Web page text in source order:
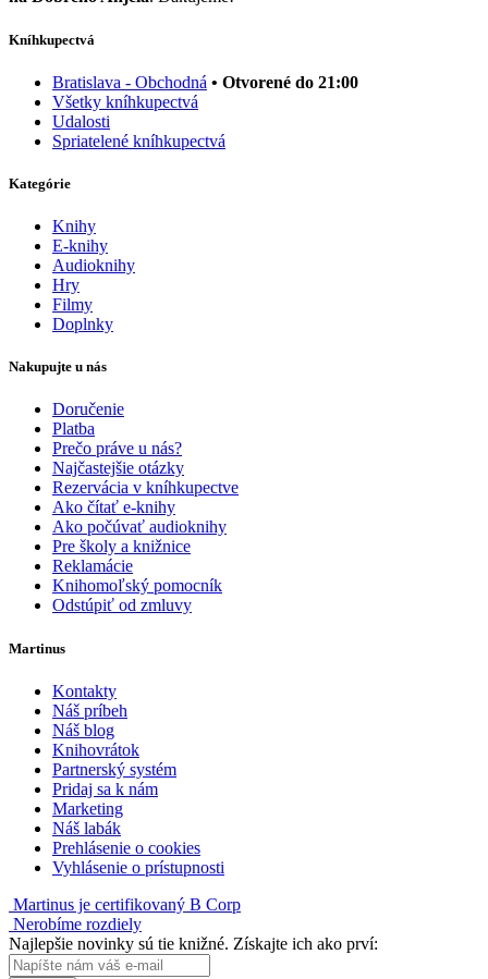
Kníhkupectvá
Bratislava - Obchodná • Otvorené do 21:00
Všetky kníhkupectvá
Udalosti
Spriatelené kníhkupectvá
Kategórie
Knihy
E-knihy
Audioknihy
Hry
Filmy
Doplnky
Nakupujte u nás
Doručenie
Platba
Prečo práve u nás?
Najčastejšie otázky
Rezervácia v kníhkupectve
Ako čítať e-knihy
Ako počúvať audioknihy
Pre školy a knižnice
Reklamácie
Knihomoľský pomocník
Odstúpiť od zmluvy
Martinus
Kontakty
Náš príbeh
Náš blog
Knihovrátok
Partnerský systém
Pridaj sa k nám
Marketing
Náš labák
Prehlásenie o cookies
Vyhlásenie o prístupnosti
Martinus je certifikovaný B Corp
Nerobíme rozdiely
Najlepšie novinky sú tie knižné. Získajte ich ako prví: